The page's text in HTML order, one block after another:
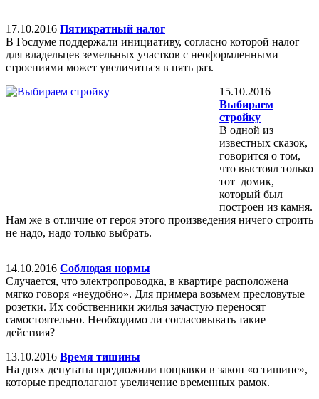
17.10.2016 Пятикратный налог
В Госдуме поддержали инициативу, согласно которой налог
для владельцев земельных участков с неоформленными
строениями может увеличиться в пять раз.
15.10.2016
Выбираем
стройку
В одной из
известных сказок,
говорится о том,
что выстоял только
тот домик,
который был
построен из камня.
Нам же в отличие от героя этого произведения ничего строить
не надо, надо только выбрать.
14.10.2016 Соблюдая нормы
Случается, что электропроводка, в квартире расположена
мягко говоря «неудобно». Для примера возьмем пресловутые
розетки. Их собственники жилья зачастую переносят
самостоятельно. Необходимо ли согласовывать такие
действия?
13.10.2016 Время тишины
На днях депутаты предложили поправки в закон «о тишине»,
которые предполагают увеличение временных рамок.